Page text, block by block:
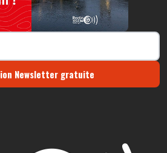
Newsletter gratuite